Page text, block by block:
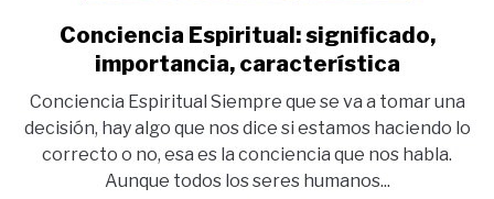
link
to
Espiritual:
significado,
importancia,
característica
Conciencia Espiritual: significado,
importancia, característica
Conciencia Espiritual Siempre que se va a tomar una
decisión, hay algo que nos dice si estamos haciendo lo
correcto o no, esa es la conciencia que nos habla.
Aunque todos los seres humanos...